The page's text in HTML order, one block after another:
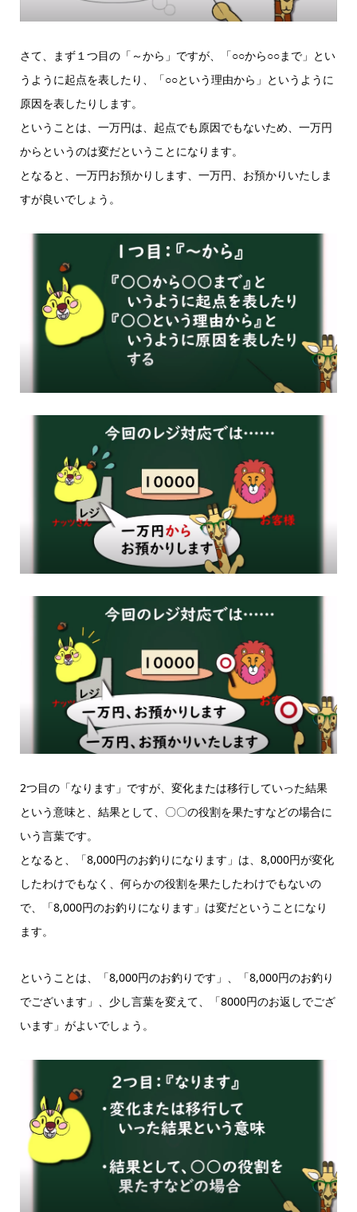
さて、まず１つ目の「～から」ですが、「○○から○○まで」とい
うように起点を表したり、「○○という理由から」というように
原因を表したりします。
ということは、一万円は、起点でも原因でもないため、一万円
からというのは変だということになります。
となると、一万円お預かりします、一万円、お預かりいたしま
すが良いでしょう。
2つ目の「なります」ですが、変化または移行していった結果
という意味と、結果として、〇〇の役割を果たすなどの場合に
いう言葉です。
となると、「8,000円のお釣りになります」は、8,000円が変化
したわけでもなく、何らかの役割を果たしたわけでもないの
で、「8,000円のお釣りになります」は変だということになり
ます。
ということは、「8,000円のお釣りです」、「8,000円のお釣り
でございます」、少し言葉を変えて、「8000円のお返しでござ
います」がよいでしょう。